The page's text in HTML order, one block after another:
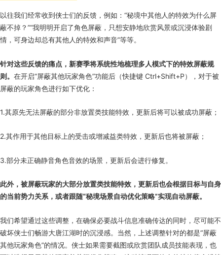
以往我们经常收到侠士们的反馈，例如：“秘境中其他人的特效为什么屏
蔽不掉？”“我明明开启了角色屏蔽，只想安静地欣赏风景或沉浸体验剧
情，可身边却总有其他人的特效和声音”等等。
针对这些反馈的痛点，新赛季将系统性地梳理多人模式下的特效屏蔽规
则。 在开启“屏蔽其他玩家角色”功能后（快捷键 Ctrl+Shift+P），对于被
屏蔽的玩家角色进行如下优化：
1.其原先无法屏蔽的部分非放置类技能特效，更新后将可以被成功屏蔽；
2.其作用于其他目标上的受击或增减益类特效，更新后也将被屏蔽；
3.部分未正确静音角色音效的场景，更新后会进行修复。
此外，被屏蔽玩家的大部分放置类技能特效，更新后也会根据目标与自身
的当前势力关系，或者跟随“秘境场景自动优化策略”实现自动屏蔽。
我们希望通过这些调整，在确保必要战斗信息准确传达的同时，尽可能不
破坏侠士们畅游大唐江湖时的沉浸感。当然，上述调整针对的都是“屏蔽
其他玩家角色”的情况。侠士如果需要截图或欣赏团队成员技能表现，也